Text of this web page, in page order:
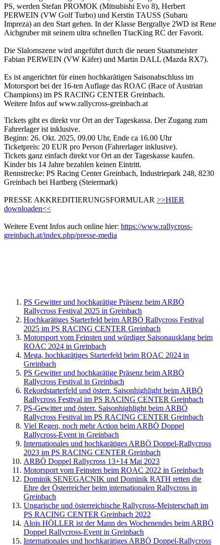
PS, werden Stefan PROMOK (Mitsubishi Evo 8), Herbert
PERWEIN (VW Golf Turbo) und Kerstin TAUSS (Subaru
Impreza) an den Start gehen. In der Klasse Bergrallye 2WD ist Rene
Aichgruber mit seinem ultra schnellen TtacKing RC der Favorit.
Die Slalomszene wird angeführt durch die neuen Staatsmeister
Fabian PERWEIN (VW Käfer) und Martin DALL (Mazda RX7).
Es ist angerichtet für einen hochkarätigen Saisonabschluss im
Motorsport bei der 16-ten Auflage das ROAC (Race of Austrian
Champions) im PS RACING CENTER Greinbach.
Weitere Infos auf www.rallycross-greinbach.at
Tickets gibt es direkt vor Ort an der Tageskassa. Der Zugang zum
Fahrerlager ist inklusive.
Beginn: 26. Okt. 2025, 09.00 Uhr, Ende ca 16.00 Uhr
Ticketpreis: 20 EUR pro Person (Fahrerlager inklusive).
Tickets ganz einfach direkt vor Ort an der Tageskasse kaufen.
Kinder bis 14 Jahre bezahlen keinen Eintritt.
Rennstrecke: PS Racing Center Greinbach, Industriepark 248, 8230
Greinbach bei Hartberg (Steiermark)
PRESSE AKKREDITIERUNGSFORMULAR >>HIER
downloaden<<
Weitere Event Infos auch online hier: https://www.rallycross-
greinbach.at/index.php/presse-media
PS Gewitter und hochkarätige Präsenz beim ARBÖ
Rallycross Festival 2025 in Greinbach
Hochkarätiges Starterfeld beim ARBÖ Rallycross Festival
2025 im PS RACING CENTER Greinbach
Motorsport vom Feinsten und würdiger Saisonausklang beim
ROAC 2024 in Greinbach
Mega, hochkarätiges Starterfeld beim ROAC 2024 in
Greinbach
PS Gewitter und hochkarätige Präsenz beim ARBÖ
Rallycross Festival in Greinbach
Rekordstarterfeld und österr. Saisonhighlight beim ARBÖ
Rallycross Festival im PS RACING CENTER Greinbach
PS-Gewitter und österr. Saisonhighlight beim ARBÖ
Rallycross Festival im PS RACING CENTER Greinbach
Viel Regen, noch mehr Action beim ARBÖ Doppel
Rallycross-Event in Greinbach
Internationales und hochkarätiges ARBÖ Doppel-Rallycross
2023 im PS RACING CENTER Greinbach
ARBÖ Doppel Rallycross 13+14 Mai 2023
Motorsport vom Feinsten beim ROAC 2022 in Greinbach
Dominik SENEGACNIK und Dominik RATH retten die
Ehre der Österreicher beim internationalen Rallycross in
Greinbach
Ungarische und österreichische Rallycross-Meisterschaft im
PS RACING CENTER Greinbach 2022
Alois HÖLLER ist der Mann des Wochenendes beim ARBÖ
Doppel Rallycross-Event in Greinbach
Internationales und hochkarätiges ARBÖ Doppel-Rallycross